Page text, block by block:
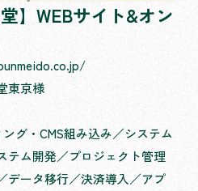
】WEBサイト&オン
東京様
グ・CMS組み込み／システム
テム開発／プロジェクト管理
データ移行／決済導入／アプ